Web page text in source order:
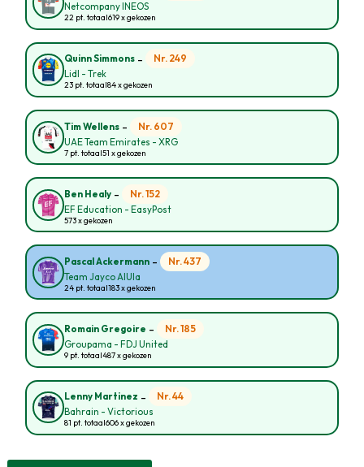
Netcompany INEOS
22 pt. totaal619 x gekozen
Quinn Simmons - Nr. 249
Lidl - Trek
23 pt. totaal84 x gekozen
Tim Wellens - Nr. 607
UAE Team Emirates - XRG
7 pt. totaal51 x gekozen
Ben Healy - Nr. 152
EF Education - EasyPost
573 x gekozen
Pascal Ackermann - Nr. 437
Team Jayco AlUla
24 pt. totaal183 x gekozen
Romain Gregoire - Nr. 185
Groupama - FDJ United
9 pt. totaal487 x gekozen
Lenny Martinez - Nr. 44
Bahrain - Victorious
81 pt. totaal606 x gekozen